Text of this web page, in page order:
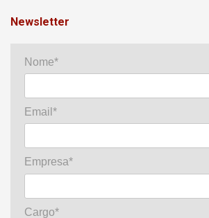
Newsletter
Nome*
Email*
Empresa*
Cargo*